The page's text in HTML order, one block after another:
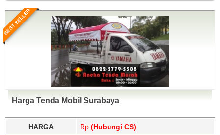
BEST SELLER
Harga Tenda Mobil Surabaya
HARGA Rp. (Hubungi CS)